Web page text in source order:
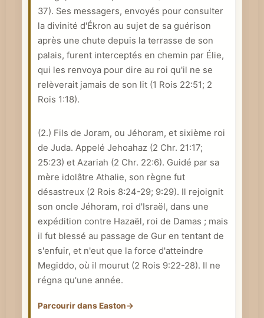
i
q
u
e
37). Ses messagers, envoyés pour consulter
la divinité d'Ékron au sujet de sa guérison
après une chute depuis la terrasse de son
palais, furent interceptés en chemin par Élie,
qui les renvoya pour dire au roi qu'il ne se
relèverait jamais de son lit (1 Rois 22:51; 2
Rois 1:18).
(2.) Fils de Joram, ou Jéhoram, et sixième roi
de Juda. Appelé Jehoahaz (2 Chr. 21:17;
25:23) et Azariah (2 Chr. 22:6). Guidé par sa
mère idolâtre Athalie, son règne fut
désastreux (2 Rois 8:24-29; 9:29). Il rejoignit
son oncle Jéhoram, roi d'Israël, dans une
expédition contre Hazaël, roi de Damas ; mais
il fut blessé au passage de Gur en tentant de
s'enfuir, et n'eut que la force d'atteindre
Megiddo, où il mourut (2 Rois 9:22-28). Il ne
régna qu'une année.
Parcourir dans Easton→